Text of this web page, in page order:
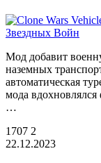
Мод добавит
наземных
автоматическая
мода
…
1707 2
22.12.2023